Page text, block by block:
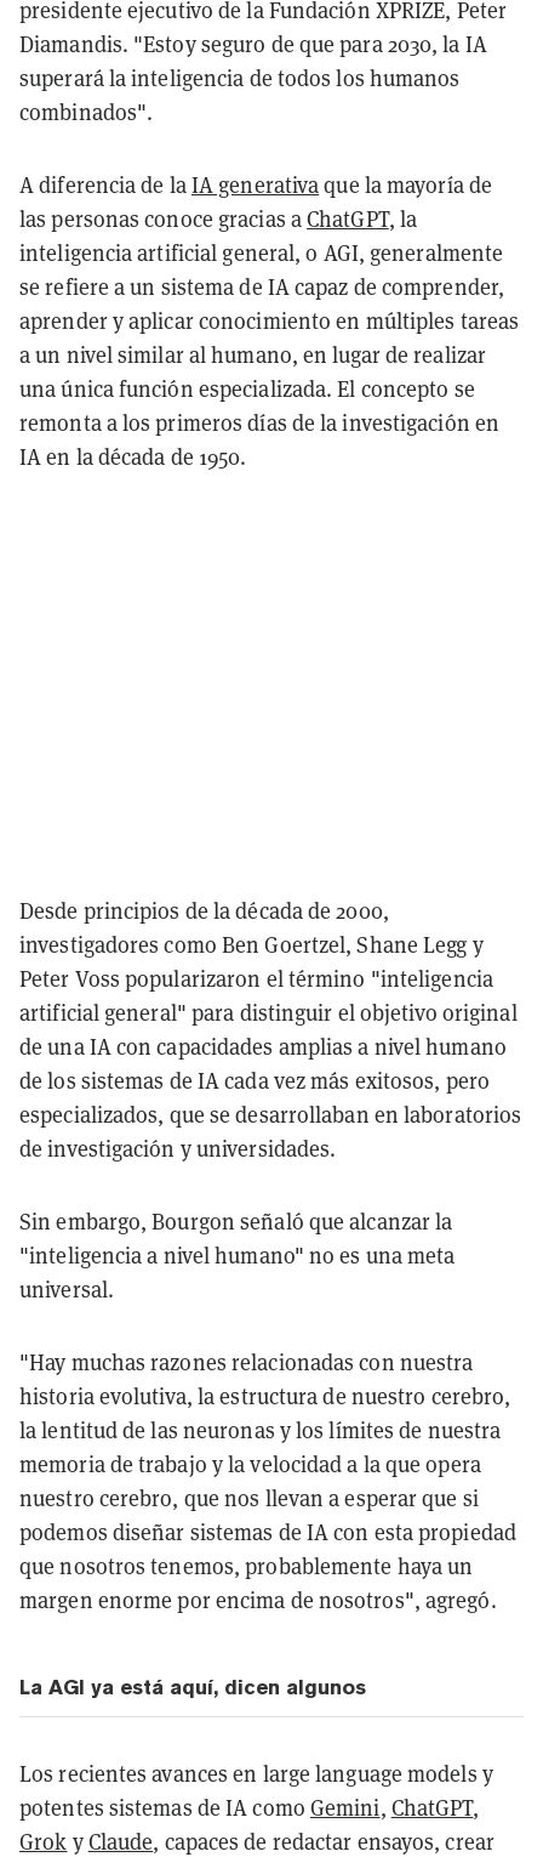
presidente ejecutivo de la Fundación XPRIZE, Peter
Diamandis. "Estoy seguro de que para 2030, la IA
superará la inteligencia de todos los humanos
combinados".
A diferencia de laIA generativaque la mayoría de
las personas conoce gracias aChatGPT, la
inteligencia artificial general, o AGI, generalmente
se refiere a un sistema de IA capaz de comprender,
aprender y aplicar conocimiento en múltiples tareas
a un nivel similar al humano, en lugar de realizar
una única función especializada. El concepto se
remonta a los primeros días de la investigación en
IA en la década de 1950.
Desde principios de la década de 2000,
investigadores como Ben Goertzel, Shane Legg y
Peter Voss popularizaron el término "inteligencia
artificial general" para distinguir el objetivo original
de una IA con capacidades amplias a nivel humano
de los sistemas de IA cada vez más exitosos, pero
especializados, que se desarrollaban en laboratorios
de investigación y universidades.
Sin embargo, Bourgon señaló que alcanzar la
"inteligencia a nivel humano" no es una meta
universal.
"Hay muchas razones relacionadas con nuestra
historia evolutiva, la estructura de nuestro cerebro,
la lentitud de las neuronas y los límites de nuestra
memoria de trabajo y la velocidad a la que opera
nuestro cerebro, que nos llevan a esperar que si
podemos diseñar sistemas de IA con esta propiedad
que nosotros tenemos, probablemente haya un
margen enorme por encima de nosotros", agregó.
La AGI ya está aquí, dicen algunos
Los recientes avances en large language models y
potentes sistemas de IA como Gemini, ChatGPT,
Grok yClaude, capaces de redactar ensayos, crear